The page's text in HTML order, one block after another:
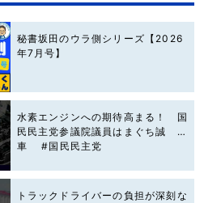
秘書坂田のウラ側シリーズ【2026
年7月号】
水素エンジンへの期待高まる！ 国
民民主党参議院議員はまぐち誠 #
車 #国民民主党
トラックドライバーの負担が深刻な